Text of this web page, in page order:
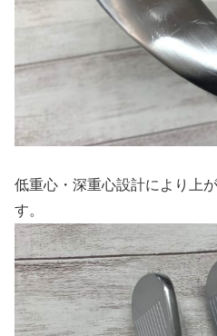
低重心・深重心設計により上
す。